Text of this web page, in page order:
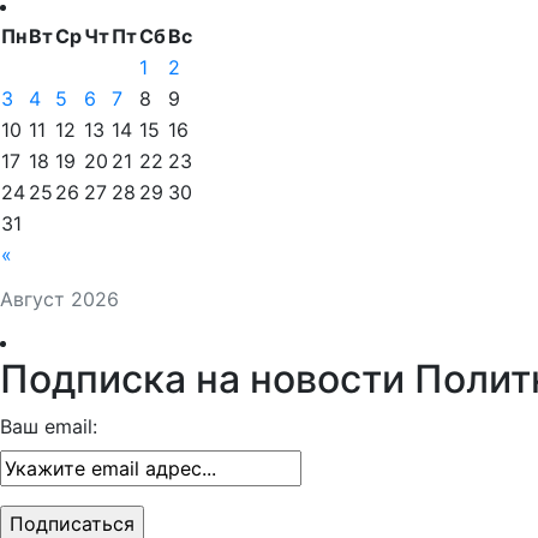
Август 2026
ПнВтСрЧтПтСбВс
«
1
2
3
4 5 6 7 8
9
10 11 12 13 14 15 16
17 18 19 20 21 22 23
24 25 26 27 28 29 30
31
Подписка на новости
Ваш email: